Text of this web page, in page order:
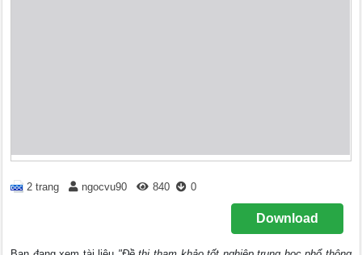
2 trang ngocvu90 840 0
Download